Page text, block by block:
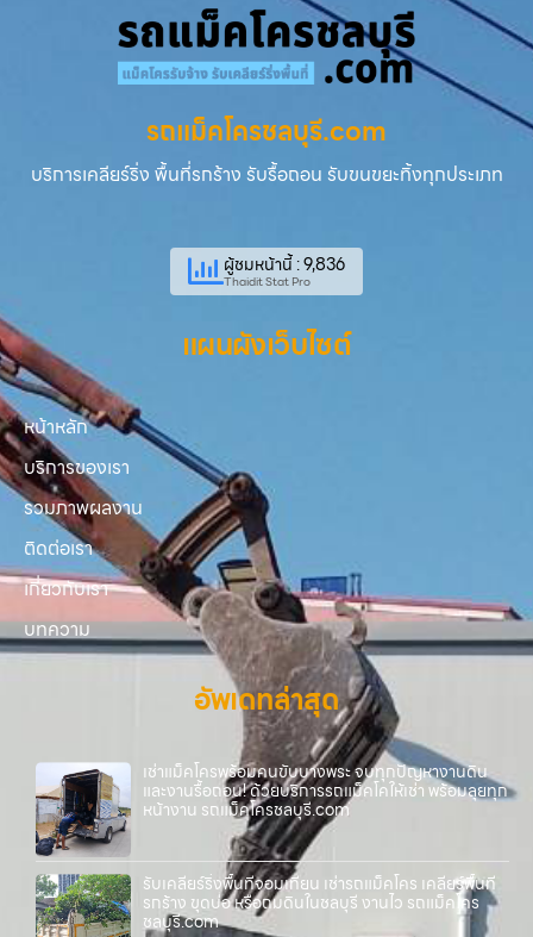
รถแม็คโครชลบุรี.com
บริการเคลียร์ริ่ง พื้นที่รกร้าง รับรื้อถอน รับขนขยะทิ้งทุกประเภท
ผู้ชมหน้านี้ : 9,836
Thaidit Stat Pro
แผนผังเว็บไซต์
หน้าหลัก
บริการของเรา
รวมภาพผลงาน
ติดต่อเรา
เกี่ยวกับเรา
บทความ
อัพเดทล่าสุด
เช่าแม็คโครพร้อมคนขับบางพระ จบทุกปัญหางานดิน
และงานรื้อถอน! ด้วยบริการรถแม็คโคให้เช่า พร้อมลุยทุก
หน้างาน รถแม็คโครชลบุรี.com
รับเคลียร์ริ่งพื้นที่จอมเทียน เช่ารถแม็คโคร เคลียร์พื้นที่
รกร้าง ขุดบ่อ หรือถมดินในชลบุรี งานไว รถแม็คโคร
ชลบุรี.com